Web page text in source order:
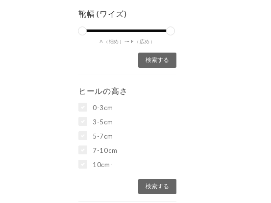
靴幅 (ワイズ)
A（細め）〜 F（広め）
ヒールの高さ
0-3cm
3-5cm
5-7cm
7-10cm
10cm-